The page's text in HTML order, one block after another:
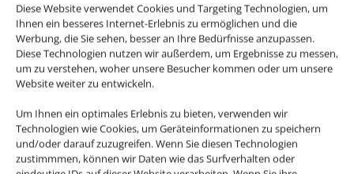
Diese Website verwendet Cookies und Targeting Technologien, um
Ihnen ein besseres Internet-Erlebnis zu ermöglichen und die
Werbung, die Sie sehen, besser an Ihre Bedürfnisse anzupassen.
Diese Technologien nutzen wir außerdem, um Ergebnisse zu messen,
um zu verstehen, woher unsere Besucher kommen oder um unsere
Website weiter zu entwickeln.
Um Ihnen ein optimales Erlebnis zu bieten, verwenden wir
Technologien wie Cookies, um Geräteinformationen zu speichern
und/oder darauf zuzugreifen. Wenn Sie diesen Technologien
zustimmmen, können wir Daten wie das Surfverhalten oder
6. Pass-, Visa und gesundheitspolizeiliche
Formalitäten
6.1. Bei der Buchung von Pauschalreisen werden Sie
von uns und ggfs. vom Reiseveranstalter über
Bestimmungslandes, sowie die ungefähren Fristen
der Erlangung von Visa sowie
gesundheitspolizeiliche Formalitäten unterrichtet.